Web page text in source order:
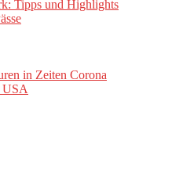
Tipps und Highlights
in Zeiten Corona
USA